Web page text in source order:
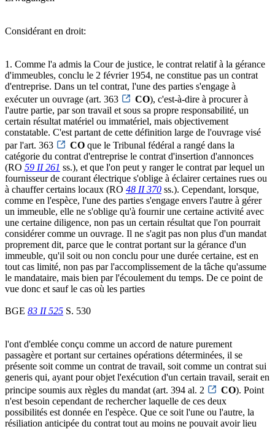
Considérant en droit:
1. Comme l'a admis la Cour de justice, le contrat relatif à la gérance
d'immeubles, conclu le 2 février 1954, ne constitue pas un contrat
d'entreprise. Dans un tel contrat, l'une des parties s'engage à
exécuter un ouvrage (art. 363
CO), c'est-à-dire à procurer à
l'autre partie, par son travail et sous sa propre responsabilité, un
certain résultat matériel ou immatériel, mais objectivement
constatable. C'est partant de cette définition large de l'ouvrage visé
par l'art. 363
CO que le Tribunal fédéral a rangé dans la
catégorie du contrat d'entreprise le contrat d'insertion d'annonces
(RO 59 II 261 ss.), et que l'on peut y ranger le contrat par lequel un
fournisseur de courant électrique s'oblige à éclairer certaines rues ou
à chauffer certains locaux (RO 48 II 370 ss.). Cependant, lorsque,
comme en l'espèce, l'une des parties s'engage envers l'autre à gérer
un immeuble, elle ne s'oblige qu'à fournir une certaine activité avec
une certaine diligence, non pas un certain résultat que l'on pourrait
considérer comme un ouvrage. Il ne s'agit pas non plus d'un mandat
proprement dit, parce que le contrat portant sur la gérance d'un
immeuble, qu'il soit ou non conclu pour une durée certaine, est en
tout cas limité, non pas par l'accomplissement de la tâche qu'assume
le mandataire, mais bien par l'écoulement du temps. De ce point de
vue donc et sauf le cas où les parties
BGE 83 II 525 S. 530
l'ont d'emblée conçu comme un accord de nature purement
passagère et portant sur certaines opérations déterminées, il se
présente soit comme un contrat de travail, soit comme un contrat sui
generis qui, ayant pour objet l'exécution d'un certain travail, serait en
principe soumis aux règles du mandat (art. 394 al. 2
CO). Point
n'est besoin cependant de rechercher laquelle de ces deux
possibilités est donnée en l'espèce. Que ce soit l'une ou l'autre, la
résiliation anticipée du contrat tout au moins ne pouvait avoir lieu